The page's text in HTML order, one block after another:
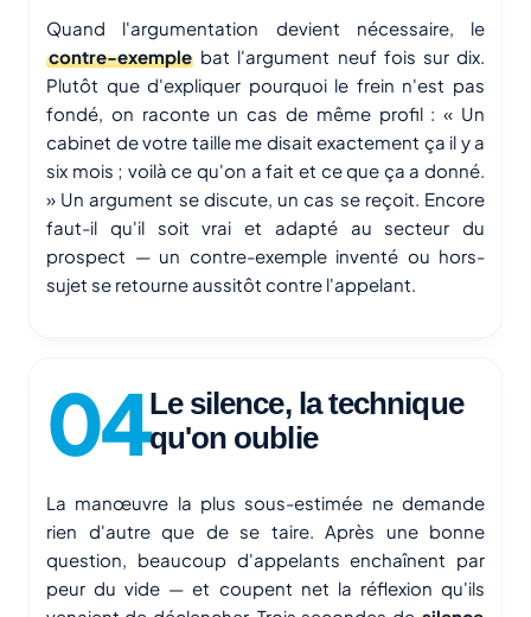
Quand l'argumentation devient nécessaire, le
contre-exemple bat l'argument neuf fois sur dix.
Plutôt que d'expliquer pourquoi le frein n'est pas
fondé, on raconte un cas de même profil : « Un
cabinet de votre taille me disait exactement ça il y a
six mois ; voilà ce qu'on a fait et ce que ça a donné.
» Un argument se discute, un cas se reçoit. Encore
faut-il qu'il soit vrai et adapté au secteur du
prospect — un contre-exemple inventé ou hors-
sujet se retourne aussitôt contre l'appelant.
Le silence, la technique
qu'on oublie
La manœuvre la plus sous-estimée ne demande
rien d'autre que de se taire. Après une bonne
question, beaucoup d'appelants enchaînent par
peur du vide — et coupent net la réflexion qu'ils